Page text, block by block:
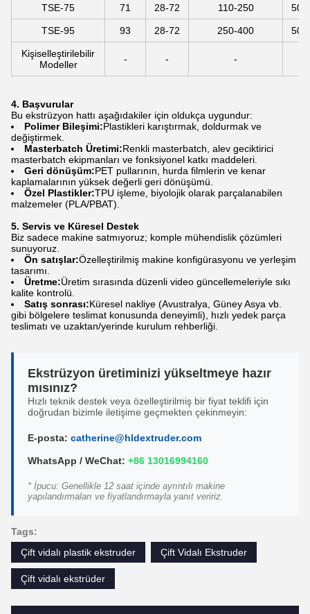
TSE-75 71 28-72 110-250
TSE-95 93 28-72 250-400
Kişiselleştirilebilir
Modeller
- - -
4. Başvurular
Bu ekstrüzyon hattı aşağıdakiler için oldukça uygundur:
Polimer Bileşimi:Plastikleri karıştırmak, doldurmak ve
değiştirmek.
Masterbatch Üretimi:Renkli masterbatch, alev geciktirici
masterbatch ekipmanları ve fonksiyonel katkı maddeleri.
Geri dönüşüm:PET pullarının, hurda filmlerin ve kenar
kaplamalarının yüksek değerli geri dönüşümü.
Özel Plastikler:TPU işleme, biyolojik olarak parçalanabilen
malzemeler (PLA/PBAT).
5. Servis ve Küresel Destek
Biz sadece makine satmıyoruz; komple mühendislik çözümleri
sunuyoruz.
Ön satışlar:Özelleştirilmiş makine konfigürasyonu ve yerleşim
tasarımı.
Üretme:Üretim sırasında düzenli video güncellemeleriyle sıkı
kalite kontrolü.
Satış sonrası:Küresel nakliye (Avustralya, Güney Asya vb.
gibi bölgelere teslimat konusunda deneyimli), hızlı yedek parça
teslimatı ve uzaktan/yerinde kurulum rehberliği.
Ekstrüzyon üretiminizi yükseltmeye hazır
mısınız?
Hızlı teknik destek veya özelleştirilmiş bir fiyat teklifi için
doğrudan bizimle iletişime geçmekten çekinmeyin:
E-posta: catherine@hldextruder.com
WhatsApp / WeChat: +86 13016994160
* İpucu: Genellikle 12 saat içinde ayrıntılı makine
yapılandırmaları ve fiyatlandırmayla yanıt veririz.
Tags:
Çift vidalı plastik ekstruder
Çift Vidalı Ekstruder
Çift vidalı ekstrüder